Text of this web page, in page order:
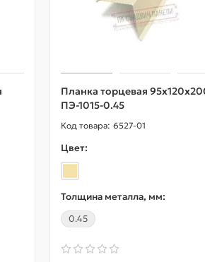
Планка торцевая
ПЭ-1015-0.45
6527-01
Цвет:
Толщина металла, мм:
0.45